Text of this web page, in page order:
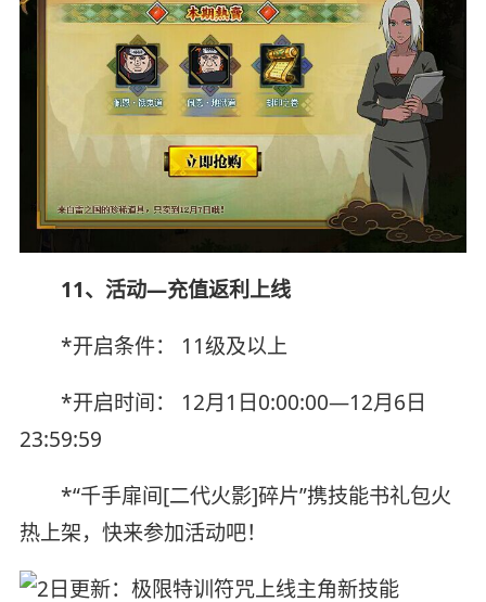
11、活动—充值返利上线
*开启条件： 11级及以上
*开启时间： 12月1日0:00:00—12月6日
23:59:59
*“千手扉间[二代火影]碎片”携技能书礼包火
热上架，快来参加活动吧！